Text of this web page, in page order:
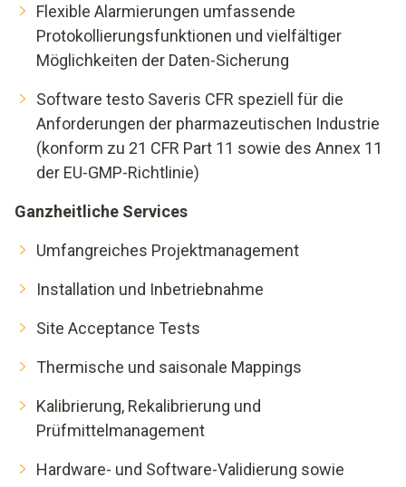
Flexible Alarmierungen umfassende
Protokollierungsfunktionen und vielfältiger
Möglichkeiten der Daten-Sicherung
Software testo Saveris CFR speziell für die
Anforderungen der pharmazeutischen Industrie
(konform zu 21 CFR Part 11 sowie des Annex 11
der EU-GMP-Richtlinie)
Ganzheitliche Services
Umfangreiches Projektmanagement
Installation und Inbetriebnahme
Site Acceptance Tests
Thermische und saisonale Mappings
Kalibrierung, Rekalibrierung und
Prüfmittelmanagement
Hardware- und Software-Validierung sowie